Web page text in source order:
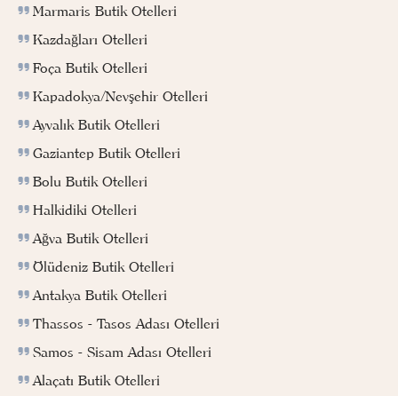
Marmaris Butik Otelleri
Kazdağları Otelleri
Foça Butik Otelleri
Kapadokya/Nevşehir Otelleri
Ayvalık Butik Otelleri
Gaziantep Butik Otelleri
Bolu Butik Otelleri
Halkidiki Otelleri
Ağva Butik Otelleri
Ölüdeniz Butik Otelleri
Antakya Butik Otelleri
Thassos - Tasos Adası Otelleri
Samos - Sisam Adası Otelleri
Alaçatı Butik Otelleri